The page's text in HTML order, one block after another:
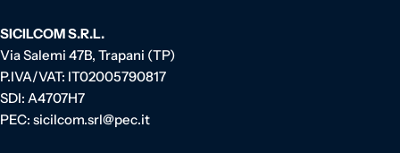
SICILCOM S.R.L.
Via Salemi 47B, Trapani (TP)
P.IVA/VAT: IT02005790817
SDI: A4707H7
PEC: sicilcom.srl@pec.it